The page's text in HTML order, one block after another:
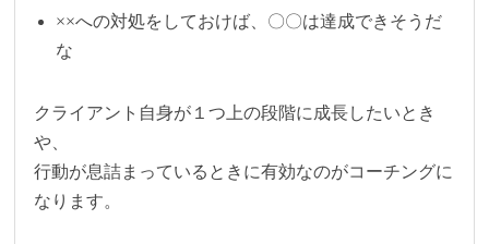
××への対処をしておけば、〇〇は達成できそうだ
な
クライアント自身が１つ上の段階に成長したいとき
や、
行動が息詰まっているときに有効なのがコーチングに
なります。